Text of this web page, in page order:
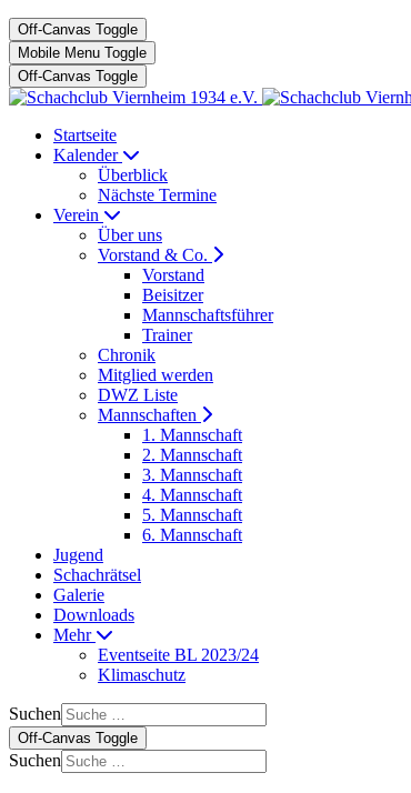
Off-Canvas Toggle
Mobile Menu Toggle
Off-Canvas Toggle
Startseite
Kalender
Überblick
Nächste Termine
Verein
Über uns
Vorstand & Co.
Vorstand
Beisitzer
Mannschaftsführer
Trainer
Chronik
Mitglied werden
DWZ Liste
Mannschaften
1. Mannschaft
2. Mannschaft
3. Mannschaft
4. Mannschaft
5. Mannschaft
6. Mannschaft
Jugend
Schachrätsel
Galerie
Downloads
Mehr
Eventseite BL 2023/24
Klimaschutz
Suchen
Off-Canvas Toggle
Suchen